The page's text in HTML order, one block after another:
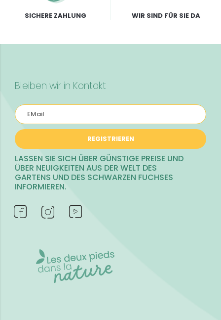
SICHERE ZAHLUNG WIR SIND FÜR SIE DA
Bleiben wir in Kontakt
REGISTRIEREN
LASSEN SIE SICH ÜBER GÜNSTIGE PREISE UND
ÜBER NEUIGKEITEN AUS DER WELT DES
GARTENS UND DES SCHWARZEN FUCHSES
INFORMIEREN.